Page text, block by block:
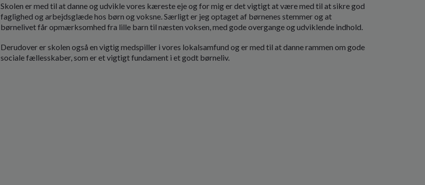
Skolen er med til at danne og udvikle vores kæreste eje og for mig er det vigtigt at være med til at sikre god
faglighed og arbejdsglæde hos børn og voksne. Særligt er jeg optaget af børnenes stemmer og at
børnelivet får opmærksomhed fra lille barn til næsten voksen, med gode overgange og udviklende indhold.
Derudover er skolen også en vigtig medspiller i vores lokalsamfund og er med til at danne rammen om gode
sociale fællesskaber, som er et vigtigt fundament i et godt børneliv.